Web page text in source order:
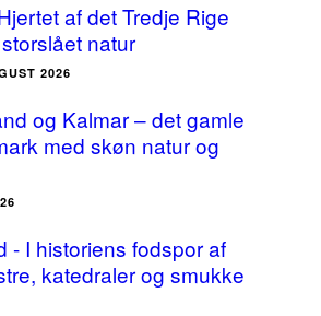
af det Tredje Rige
natur
2026
og Kalmar – det gamle
med skøn natur og
- I historiens fodspor af
katedraler og smukke